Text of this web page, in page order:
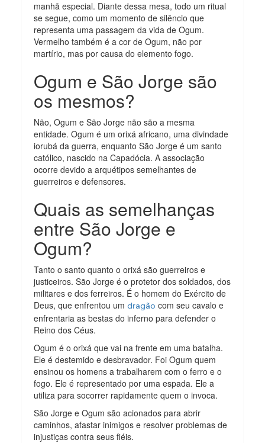
manhã especial. Diante dessa mesa, todo um ritual
se segue, como um momento de silêncio que
representa uma passagem da vida de Ogum.
Vermelho também é a cor de Ogum, não por
martírio, mas por causa do elemento fogo.
Ogum e São Jorge são
os mesmos?
Não, Ogum e São Jorge não são a mesma
entidade. Ogum é um orixá africano, uma divindade
iorubá da guerra, enquanto São Jorge é um santo
católico, nascido na Capadócia. A associação
ocorre devido a arquétipos semelhantes de
guerreiros e defensores.
Quais as semelhanças
entre São Jorge e
Ogum?
Tanto o santo quanto o orixá são guerreiros e
justiceiros. São Jorge é o protetor dos soldados, dos
militares e dos ferreiros. É o homem do Exército de
Deus, que enfrentou umdragão com seu cavalo e
enfrentaria as bestas do inferno para defender o
Reino dos Céus.
Ogum é o orixá que vai na frente em uma batalha.
Ele é destemido e desbravador. Foi Ogum quem
ensinou os homens a trabalharem com o ferro e o
fogo. Ele é representado por uma espada. Ele a
utiliza para socorrer rapidamente quem o invoca.
São Jorge e Ogum são acionados para abrir
caminhos, afastar inimigos e resolver problemas de
injustiças contra seus fiéis.